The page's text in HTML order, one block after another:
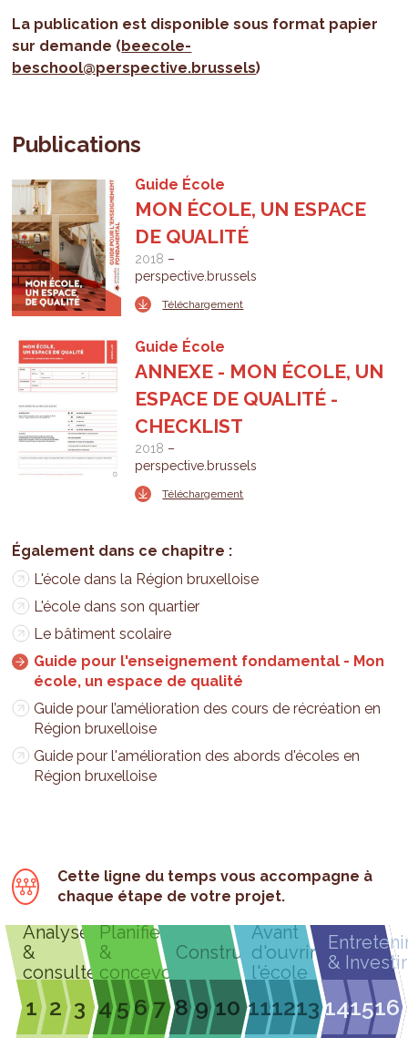
La publication est disponible sous format papier
sur demande (beecole-
beschool@perspective.brussels)
Publications
Guide École
MON ÉCOLE, UN ESPACE
DE QUALITÉ
2018
perspective.brussels
Téléchargement
Guide École
ANNEXE - MON ÉCOLE, UN
ESPACE DE QUALITÉ -
CHECKLIST
2018
perspective.brussels
Téléchargement
L'école dans la Région bruxelloise
L'école dans son quartier
Le bâtiment scolaire
Guide pour l'enseignement fondamental - Mon
école, un espace de qualité
Guide pour l’amélioration des cours de récréation en
Région bruxelloise
Guide pour l'amélioration des abords d'écoles en
Région bruxelloise
Cette ligne du temps vous accompagne à
chaque étape de votre projet.
Analyser
&
consulter
1 2 3
Planifier
&
concevoir
4 567
Construire
8 9 10
Avant
d'ouvrir
l'école
111213
& Investir
141516